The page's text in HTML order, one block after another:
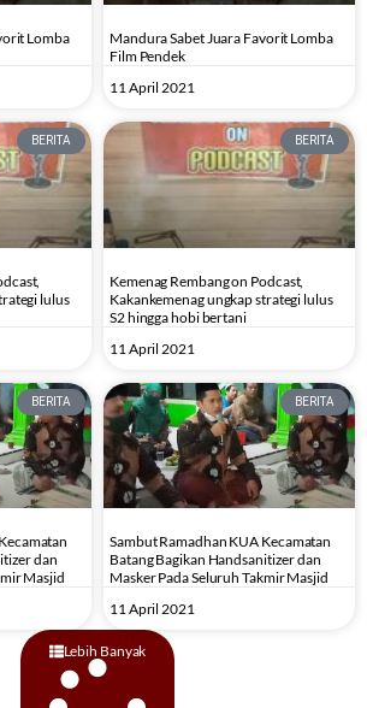
Lomba
Mandura Sabet Juara Favorit Lomba
Film Pendek
11 April 2021
BERITA
lulus
BERITA
Kemenag Rembang on Podcast,
Kakankemenag ungkap strategi lulus
S2 hingga hobi bertani
11 April 2021
BERITA
dan
Masjid
BERITA
Sambut Ramadhan KUA Kecamatan
Batang Bagikan Handsanitizer dan
Masker Pada Seluruh Takmir Masjid
11 April 2021
Lebih Banyak